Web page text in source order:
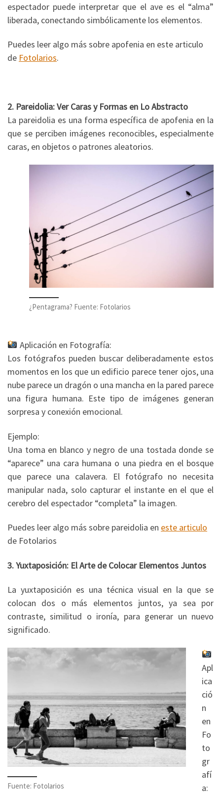
espectador puede interpretar que el ave es el “alma”
liberada, conectando simbólicamente los elementos.
Puedes leer algo más sobre apofenia en este articulo
de Fotolarios.
2. Pareidolia: Ver Caras y Formas en Lo Abstracto
La pareidolia es una forma específica de apofenia en la
que se perciben imágenes reconocibles, especialmente
caras, en objetos o patrones aleatorios.
¿Pentagrama? Fuente: Fotolarios
Aplicación en Fotografía:
Los fotógrafos pueden buscar deliberadamente estos
momentos en los que un edificio parece tener ojos, una
nube parece un dragón o una mancha en la pared parece
una figura humana. Este tipo de imágenes generan
sorpresa y conexión emocional.
Ejemplo:
Una toma en blanco y negro de una tostada donde se
“aparece” una cara humana o una piedra en el bosque
que parece una calavera. El fotógrafo no necesita
manipular nada, solo capturar el instante en el que el
cerebro del espectador “completa” la imagen.
Puedes leer algo más sobre pareidolia en este articulo
de Fotolarios
3. Yuxtaposición: El Arte de Colocar Elementos Juntos
La yuxtaposición es una técnica visual en la que se
colocan dos o más elementos juntos, ya sea por
contraste, similitud o ironía, para generar un nuevo
significado.
Fuente: Fotolarios
Apl
ica
ció
n
en
Fo
to
gr
afí
a: